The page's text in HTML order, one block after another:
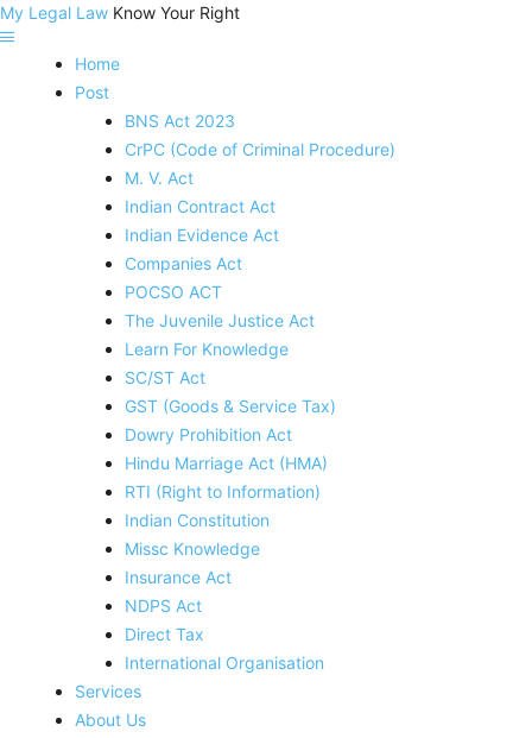
My Legal Law Know Your Right
Home
Post
BNS Act 2023
CrPC (Code of Criminal Procedure)
M. V. Act
Indian Contract Act
Indian Evidence Act
Companies Act
POCSO ACT
The Juvenile Justice Act
Learn For Knowledge
SC/ST Act
GST (Goods & Service Tax)
Dowry Prohibition Act
Hindu Marriage Act (HMA)
RTI (Right to Information)
Indian Constitution
Missc Knowledge
Insurance Act
NDPS Act
Direct Tax
International Organisation
Services
About Us